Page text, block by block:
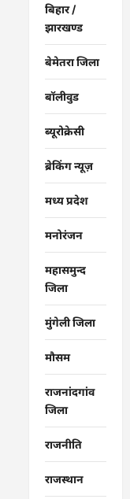
बिहार /
झारखण्ड
बेमेतरा जिला
बॉलीवुड
ब्यूरोक्रेसी
ब्रेकिंग न्यूज़
मध्य प्रदेश
मनोरंजन
महासमुन्द
जिला
मुंगेली जिला
मौसम
राजनांदगांव
जिला
राजनीति
राजस्थान